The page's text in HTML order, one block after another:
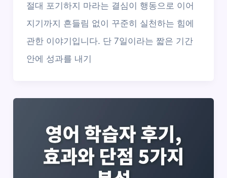
절대 포기하지 마라는 결심이 행동으로 이어
지기까지 흔들림 없이 꾸준히 실천하는 힘에
관한 이야기입니다. 단 7일이라는 짧은 기간
안에 성과를 내기